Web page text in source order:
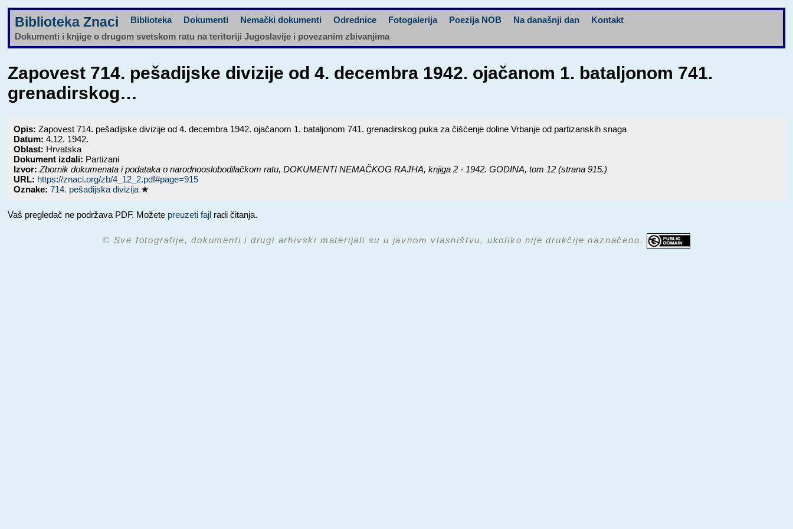
Biblioteka Znaci Biblioteka Dokumenti Nemački dokumenti Odrednice Fotogalerija Poezija NOB Na današnji dan
Kontakt
Dokumenti i knjige o drugom svetskom ratu na teritoriji Jugoslavije i povezanim zbivanjima
Zapovest 714. pešadijske divizije od 4. decembra 1942. ojačanom 1. bataljonom 741.
grenadirskog…
Opis:Zapovest 714. pešadijske divizije od 4. decembra 1942. ojačanom 1. bataljonom 741. grenadirskog puka za čišćenje doline Vrbanje od partizanskih snaga
Datum:4.12. 1942.
Oblast: Hrvatska
Dokument izdali: Partizani
Izvor: Zbornik dokumenata i podataka o narodnooslobodilačkom ratu,DOKUMENTI NEMAČKOG RAJHA, knjiga 2 - 1942. GODINA, tom 12 (strana 915.)
URL: https://znaci.org/zb/4_12_2.pdf#page=915
Oznake:714. pešadijska divizija ★
Vaš pregledač ne podržava PDF. Možete preuzeti fajl radi čitanja.
© Sve fotografije, dokumenti i drugi arhivski materijali su u javnom vlasništvu, ukoliko nije drukčije naznačeno.